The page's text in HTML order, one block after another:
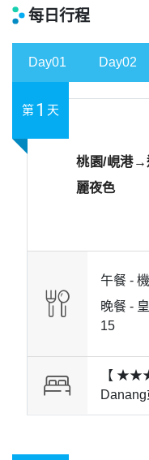
每日行程
Day01 Day02
第1 天
桃園/峴港→
麗夜色
午餐 -
晚餐 -
15
【